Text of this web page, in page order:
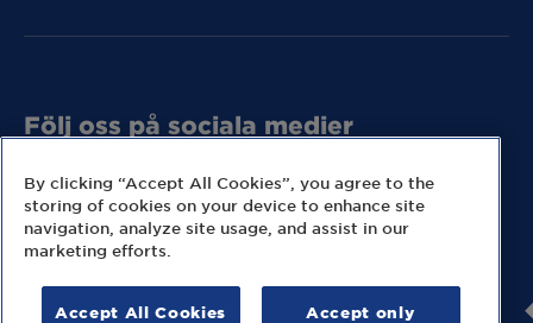
Följ oss på sociala medier
By clicking “Accept All Cookies”, you agree to the
storing of cookies on your device to enhance site
navigation, analyze site usage, and assist in our
marketing efforts.
Accept All Cookies
Accept only